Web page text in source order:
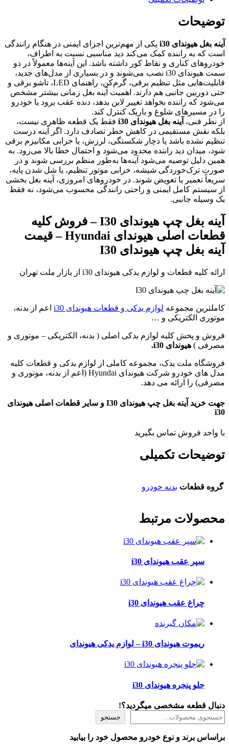
توضیحات
آینه بغل هیوندای i30
یکی از مهم‌ترین اجزای ایمنی در هنگام رانندگی
است که به راننده کمک می‌کند دید مناسبی نسبت به اطراف،
خودروهای کناری و نقاط کور داشته باشد. این آینه‌ها معمولاً در دو
سمت هیوندای i30 نصب می‌شوند و در بسیاری از مدل‌های جدید،
قابلیت‌هایی مثل تنظیم برقی، گرم‌کن، راهنمای LED، تاشو برقی و
حتی دوربین جانبی هم دارند. اهمیت آینه بغل زمانی بیشتر مشخص
می‌شود که راننده بخواهد تغییر لاین بدهد، دنده عقب برود یا خودرو
را در مسیرهای شلوغ و باریک کنترل کند.
از نظر فنی، آینه بغل هیوندای i30
فقط یک قطعه ظاهری نیست،
بلکه نقش مستقیمی در کاهش خطر تصادف دارد. اگر آینه درست
تنظیم نشده باشد یا دچار شکستگی، لرزش، یا خرابی مکانیزم برقی
شود، میدان دید راننده محدود می‌شود و احتمال خطا بالا می‌رود. به
همین دلیل توصیه می‌شود آینه‌ها به‌طور منظم بررسی شوند و در
صورت ترک‌خوردگی شیشه، خرابی موتور تنظیم، یا شل شدن پایه،
سریعاً تعمیر یا تعویض شوند. در خودروهای امروزی، آینه بغل بخشی
از سیستم کامل ایمنی و راحتی رانندگی محسوب می‌شود، نه فقط
یک وسیله جانبی.
آینه بغل چپ هیوندای I30 – فروش کلیه
قطعات اصلی هیوندای Hyundai – قیمت
آینه بغل چپ هیوندای I30
ارائه کلیه قطعات و لوازم یدکی هیوندای i30 از بازار ملت تهران
کاملترین مجموعه لوازم یدکی و قطعات هیوندای i30
اعم از بدنه،
موتوری الکتریکی و …
فروش و پخش کلیه لوازم یدکی اصلی ( بدنه، الکتریکی – موتوری و
مصرفی ) هیوندای i30.
فروشگاه ملت یدک، مجموعه کاملی از لوازم یدکی و قطعات کلیه
مدل های خودرو شرکت هیوندای Hyundai (اعم از بدنه، موتوری و
مصرفی) را ارائه می دهد.
جهت خرید آینه بغل چپ هیوندای I30 و سایر قطعات اصلی هیوندای
i30
با واحد فروش تماس بگیرید
توضیحات تکمیلی
گروه قطعات بدنه خودرو
محصولات مرتبط
سپر عقب هیوندای i30
چراغ عقب هیوندای i30
ریموت هیوندای i30 – لوازم یدکی هیوندای
جلو پنجره هیوندای i30
دنبال قطعه مشخصی میگردید؟!
جستجو
براساس برند و نوع خودرو محصول خود را بیابید